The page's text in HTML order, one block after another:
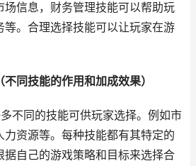
场信息，财务管理技能可以帮助玩
等。合理选择技能可以让玩家在游
同技能的作用和加成效果）
不同的技能可供玩家选择。例如市
资源等。每种技能都有其特定的
据自己的游戏策略和目标来选择合